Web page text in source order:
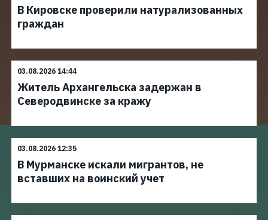
В Кировске проверили натурализованных
граждан
03.08.2026 14:44
Житель Архангельска задержан в
Северодвинске за кражу
03.08.2026 12:35
В Мурманске искали мигрантов, не
вставших на воинский учет